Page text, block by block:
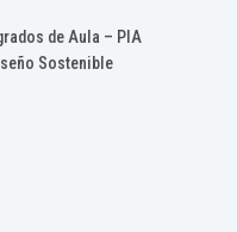
de Aula – PIA
Sostenible